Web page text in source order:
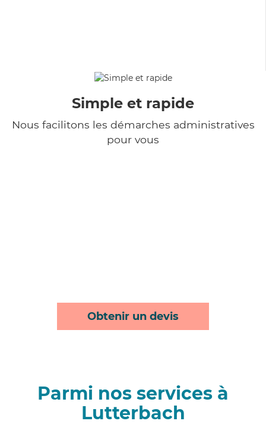
Simple et rapide
Nous facilitons les démarches administratives
pour vous
Obtenir un devis
Parmi nos services à
Lutterbach